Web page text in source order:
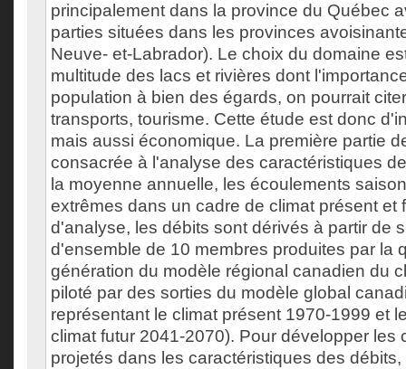
principalement dans la province du Québec
parties situées dans les provinces
Neuve- et-Labrador). Le choix du domaine
multitude des lacs et rivières dont
population à bien des égards, on pourrait
transports, tourisme. Cette étude est donc
mais aussi économique. La première partie
consacrée à l'analyse des caractéristiques
la moyenne annuelle, les écoulements
extrêmes dans un cadre de climat présent et
d'analyse, les débits sont dérivés à partir de
d'ensemble de 10 membres produites par la
génération du modèle régional canadien du
piloté par des sorties du modèle global
représentant le climat présent 1970-1999 et
climat futur 2041-2070). Pour développer les
projetés dans les caractéristiques des